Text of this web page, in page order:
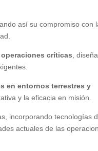
así su compromiso con
críticas ,
en entornos terrestres y
y la eficacia en misión.
incorporando tecnologías
actuales de las